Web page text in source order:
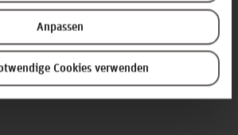
Anpassen
Cookies verwenden